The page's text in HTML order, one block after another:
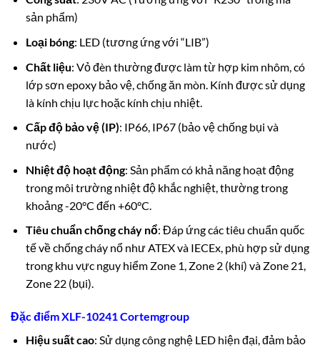
sản phẩm)
Loại bóng: LED (tương ứng với “LIB”)
Chất liệu: Vỏ đèn thường được làm từ hợp kim nhôm, có
lớp sơn epoxy bảo vệ, chống ăn mòn. Kính được sử dụng
là kính chịu lực hoặc kính chịu nhiệt.
Cấp độ bảo vệ (IP): IP66, IP67 (bảo vệ chống bụi và
nước)
Nhiệt độ hoạt động: Sản phẩm có khả năng hoạt động
trong môi trường nhiệt độ khắc nghiệt, thường trong
khoảng -20°C đến +60°C.
Tiêu chuẩn chống cháy nổ: Đáp ứng các tiêu chuẩn quốc
tế về chống cháy nổ như ATEX và IECEx, phù hợp sử dụng
trong khu vực nguy hiểm Zone 1, Zone 2 (khí) và Zone 21,
Zone 22 (bụi).
Đặc điểm XLF-10241 Cortemgroup
Hiệu suất cao: Sử dụng công nghệ LED hiện đại, đảm bảo